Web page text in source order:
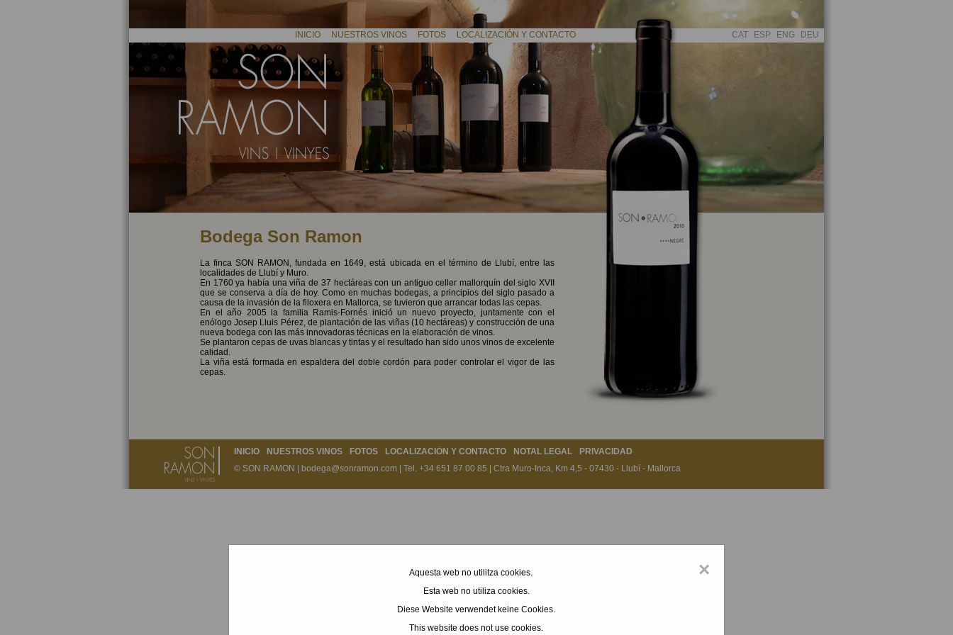
×
Aquesta web no utilitza cookies.
Esta web no utiliza cookies.
Diese Website verwendet keine Cookies.
This website does not use cookies.
INICIO NUESTROS VINOS FOTOS LOCALIZACIÓN Y CONTACTO CAT ESP ENG DEU
Bodega Son Ramon
La finca SON RAMON, fundada en 1649, está ubicada en el término de Llubí, entre las
localidades de Llubí y Muro.
En 1760 ya había una viña de 37 hectáreas con un antiguo celler mallorquín del siglo XVII
que se conserva a día de hoy. Como en muchas bodegas, a principios del siglo pasado a
causa de la invasión de la filoxera en Mallorca, se tuvieron que arrancar todas las cepas.
En el año 2005 la familia Ramis-Fornés inició un nuevo proyecto, juntamente con el
enólogo Josep Lluis Pérez, de plantación de las viñas (10 hectáreas) y construcción de una
nueva bodega con las más innovadoras técnicas en la elaboración de vinos.
Se plantaron cepas de uvas blancas y tintas y el resultado han sido unos vinos de excelente
calidad.
La viña está formada en espaldera del doble cordón para poder controlar el vigor de las
cepas.
INICIO NUESTROS VINOS FOTOS LOCALIZACIÓN Y CONTACTO NOTAL LEGAL
PRIVACIDAD
© SON RAMON |
bodega@sonramon.com| Tel. +34 651 87 00 85 | Ctra Muro-Inca, Km 4,5 - 07430 - Llubí - Mallorca